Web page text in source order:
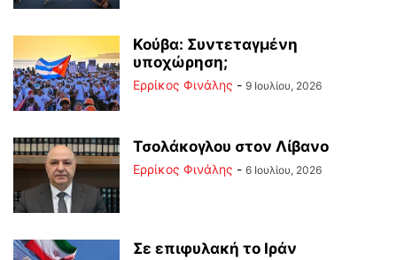
Κούβα: Συντεταγμένη
υποχώρηση;
Ερρίκος Φινάλης - 9 Ιουλίου, 2026
Τσολάκογλου στον Λίβανο
Ερρίκος Φινάλης - 6 Ιουλίου, 2026
Σε επιφυλακή το Ιράν